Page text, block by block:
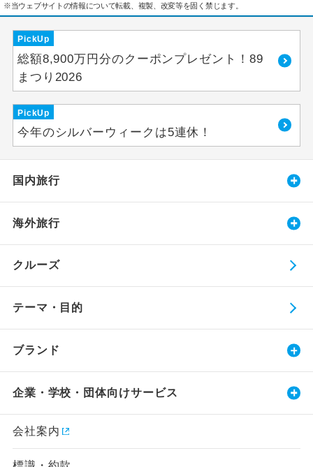
※当ウェブサイトの情報について転載、複製、改変等を固く禁じます。
PickUp
総額8,900万円分のクーポンプレゼント！89
まつり2026
PickUp
今年のシルバーウィークは5連休！
国内旅行
海外旅行
クルーズ
テーマ・目的
ブランド
企業・学校・団体向けサービス
会社案内